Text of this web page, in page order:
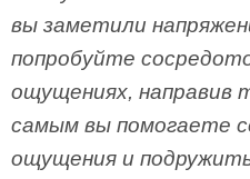
вы заметили
попробуйте
ощущениях, направив
самым вы помогаете
ощущения и